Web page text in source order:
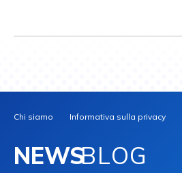
Chi siamo Informativa sulla privacy
NEWSBLOG